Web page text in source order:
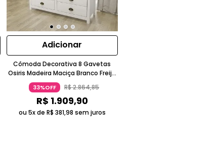
Adicionar
Cômoda Decorativa 8 Gavetas
Osiris Madeira Maciça Branco Freijó
Gran Belo
33%OFF R$2.864,85
R$ 1.909,90
ou 5x de R$ 381,98 sem juros